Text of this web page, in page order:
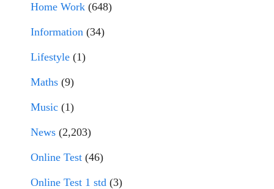
Home Work (648)
Information (34)
Lifestyle (1)
Maths (9)
Music (1)
News (2,203)
Online Test (46)
Online Test 1 std (3)